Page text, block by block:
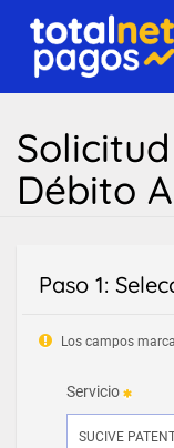
Débito
Paso 1:
Los campos
Servicio